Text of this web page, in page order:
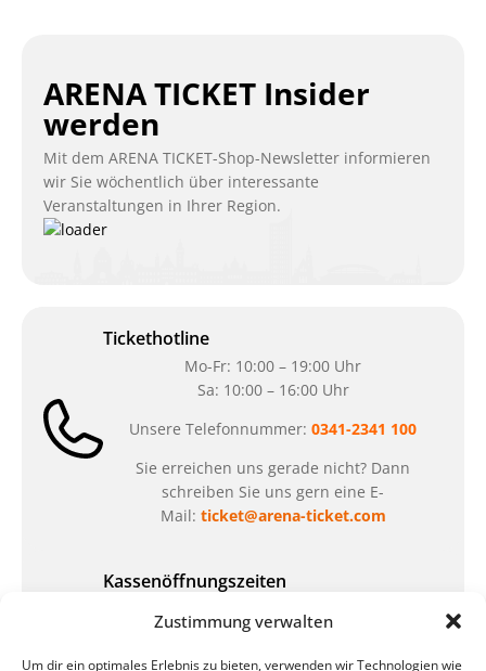
Zustimmung verwalten
Um dir ein optimales Erlebnis zu bieten, verwenden wir Technologien wie
ARENA TICKET Insider
werden
Mit dem ARENA TICKET-Shop-Newsletter informieren
wir Sie wöchentlich über interessante
Veranstaltungen in Ihrer Region.
Tickethotline
Mo-Fr: 10:00 – 19:00 Uhr
Sa: 10:00 – 16:00 Uhr
Unsere Telefonnummer: 0341-2341 100
Sie erreichen uns gerade nicht? Dann
schreiben Sie uns gern eine E-
Mail: ticket@arena-ticket.com
Kassenöffnungszeiten